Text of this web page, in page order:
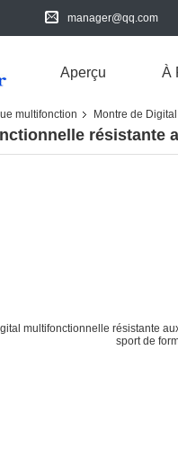
manager@qq.com
Aperçu À
multifonction Montre de
résistante